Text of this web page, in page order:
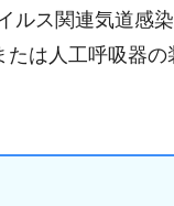
ルス関連気道感
は人工呼吸器の